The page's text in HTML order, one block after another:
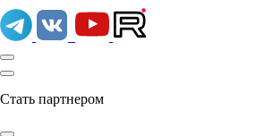
Стать партнером